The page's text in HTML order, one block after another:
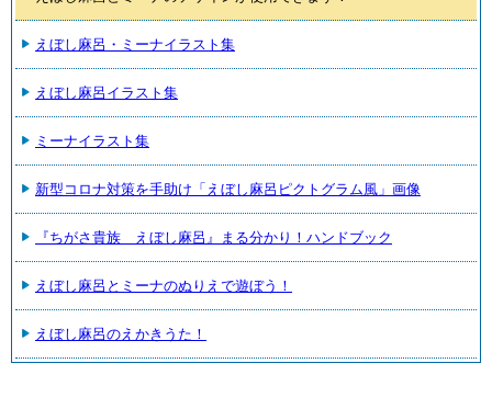
えぼし麻呂・ミーナイラスト集
えぼし麻呂イラスト集
ミーナイラスト集
新型コロナ対策を手助け「えぼし麻呂ピクトグラム風」画像
『ちがさ貴族 えぼし麻呂』まる分かり！ハンドブック
えぼし麻呂とミーナのぬりえで遊ぼう！
えぼし麻呂のえかきうた！